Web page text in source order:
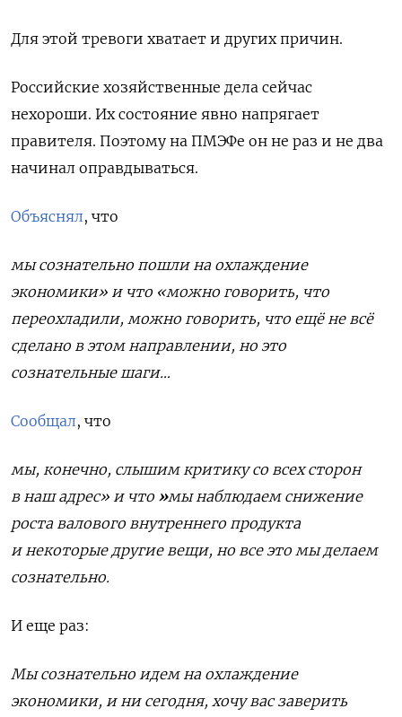
Для этой тревоги хватает и других причин.
Российские хозяйственные дела сейчас
нехороши. Их состояние явно напрягает
правителя. Поэтому на ПМЭФе он не раз и не два
начинал оправдываться.
Объяснял, что
мы сознательно пошли на охлаждение
экономики» и что «можно говорить, что
переохладили, можно говорить, что ещё не всё
сделано в этом направлении, но это
сознательные шаги…
Сообщал, что
мы, конечно, слышим критику со всех сторон
в наш адрес» и что »мы наблюдаем снижение
роста валового внутреннего продукта
и некоторые другие вещи, но все это мы делаем
сознательно.
И еще раз:
Мы сознательно идем на охлаждение
экономики, и ни сегодня, хочу вас заверить